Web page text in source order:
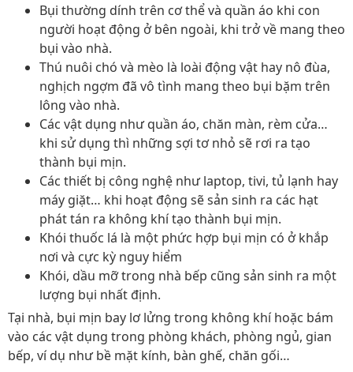
Bụi thường dính trên cơ thể và quần áo khi con
người hoạt động ở bên ngoài, khi trở về mang theo
bụi vào nhà.
Thú nuôi chó và mèo là loài động vật hay nô đùa,
nghịch ngợm đã vô tình mang theo bụi bặm trên
lông vào nhà.
Các vật dụng như quần áo, chăn màn, rèm cửa…
khi sử dụng thì những sợi tơ nhỏ sẽ rơi ra tạo
thành bụi mịn.
Các thiết bị công nghệ như laptop, tivi, tủ lạnh hay
máy giặt… khi hoạt động sẽ sản sinh ra các hạt
phát tán ra không khí tạo thành bụi mịn.
Khói thuốc lá là một phức hợp bụi mịn có ở khắp
nơi và cực kỳ nguy hiểm
Khói, dầu mỡ trong nhà bếp cũng sản sinh ra một
lượng bụi nhất định.
Tại nhà, bụi mịn bay lơ lửng trong không khí hoặc bám
vào các vật dụng trong phòng khách, phòng ngủ, gian
bếp, ví dụ như bề mặt kính, bàn ghế, chăn gối…